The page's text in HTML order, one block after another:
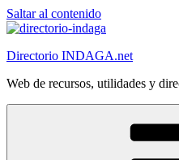
Saltar al contenido
Directorio INDAGA.net
Web de recursos, utilidades y